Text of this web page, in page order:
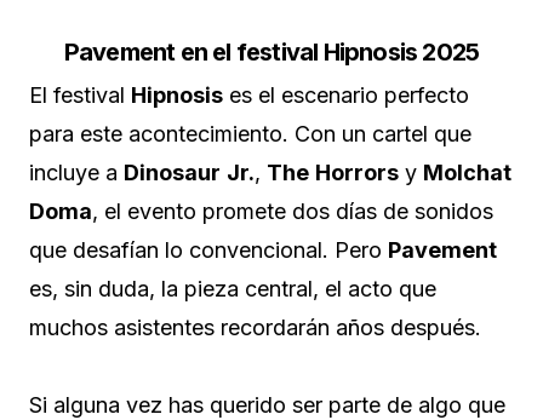
Pavement en el festival Hipnosis 2025
El festival Hipnosis es el escenario perfecto
para este acontecimiento. Con un cartel que
incluye a Dinosaur Jr., The Horrors y Molchat
Doma, el evento promete dos días de sonidos
que desafían lo convencional. Pero Pavement
es, sin duda, la pieza central, el acto que
muchos asistentes recordarán años después.
Si alguna vez has querido ser parte de algo que